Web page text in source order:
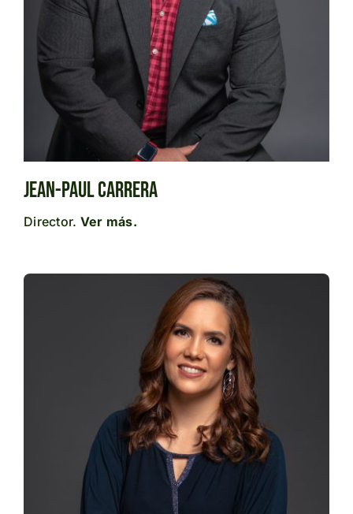
English
Jean-Paul Carrera
Director. Ver más.